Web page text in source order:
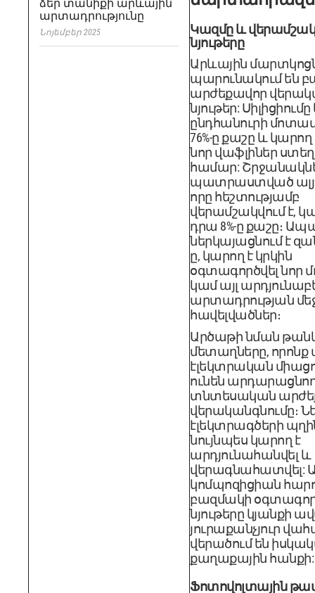
ձեր տանիքի արևային
արտադրությունը
Նոյեմբեր 2025
Կազմը և
նյութերը
Արևային
պարունակում են
արժեքավոր
նյութեր:
ընդհանուրի
76%-ը քաշը և կարող
նոր վաֆլիներ
համար:
պատրաստված
որը հեշտությամբ
վերամշակվում է,
դրա 8%-ը քաշը։
ներկայացնում է
ը, կարող է կրկին
օգտագործվել նոր
կամ այլ
արտադրության
հավելվածներ։
Արծաթի նման
մետաղները,
էլեկտրական
ունեն
տնտեսական
վերականգնումը։
էլեկտրագծերի
նույնպես կարող է
արդյունահանվել և
վերագնահատվել:
կոմպոզիցիան
բազմակի
նյութերը կյանքի
յուրաքանչյուր
վերածում են
քաղաքային հանքի:
Ֆոտովոլտային